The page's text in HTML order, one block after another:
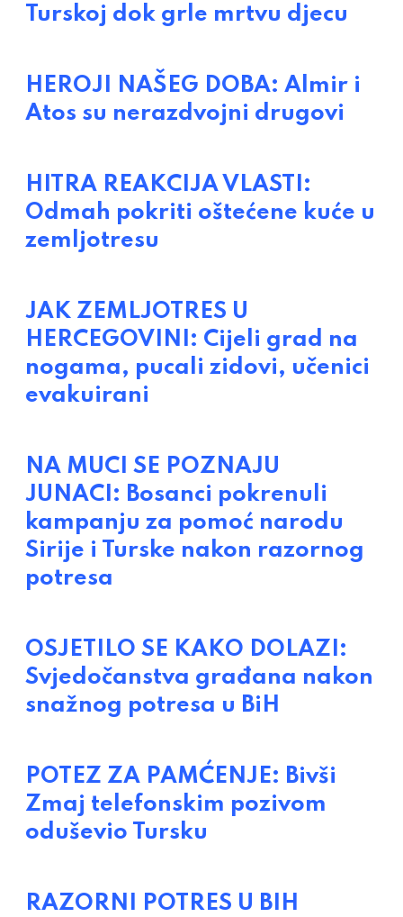
Turskoj dok grle mrtvu djecu
HEROJI NAŠEG DOBA: Almir i
Atos su nerazdvojni drugovi
HITRA REAKCIJA VLASTI:
Odmah pokriti oštećene kuće u
zemljotresu
JAK ZEMLJOTRES U
HERCEGOVINI: Cijeli grad na
nogama, pucali zidovi, učenici
evakuirani
NA MUCI SE POZNAJU
JUNACI: Bosanci pokrenuli
kampanju za pomoć narodu
Sirije i Turske nakon razornog
potresa
OSJETILO SE KAKO DOLAZI:
Svjedočanstva građana nakon
snažnog potresa u BiH
POTEZ ZA PAMĆENJE: Bivši
Zmaj telefonskim pozivom
oduševio Tursku
RAZORNI POTRES U BIH